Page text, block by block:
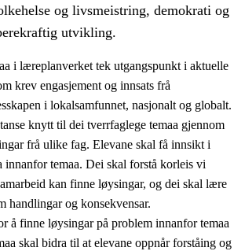
utvikling og danning
og utvikling
i faga
ferdigheiter
og livsmeistring, demokrati og
utvikling.
i læreplanverket tek utgangspunkt i aktuelle
krev engasjement og innsats frå
i lokalsamfunnet, nasjonalt og globalt.
knytt til dei tverrfaglege temaa gjennom
frå ulike fag. Elevane skal få innsikt i
temaa. Dei skal forstå korleis vi
kan finne løysingar, og dei skal lære
handlingar og konsekvensar.
å finne løysingar på problem innanfor temaa
skal bidra til at elevane oppnår forståing og